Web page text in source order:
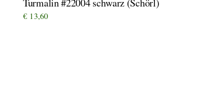
Turmalin #22004 schwarz (Schörl)
€ 13,60